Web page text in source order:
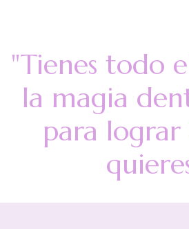
"Tienes todo
la magia
para